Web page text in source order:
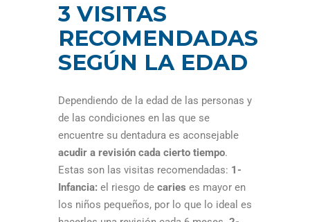
3 VISITAS
RECOMENDADAS
SEGÚN LA EDAD
Dependiendo de la edad de las personas y
de las condiciones en las que se
encuentre su dentadura es aconsejable
acudir a revisión cada cierto tiempo.
Estas son las visitas recomendadas: 1-
Infancia: el riesgo de caries es mayor en
los niños pequeños, por lo que lo ideal es